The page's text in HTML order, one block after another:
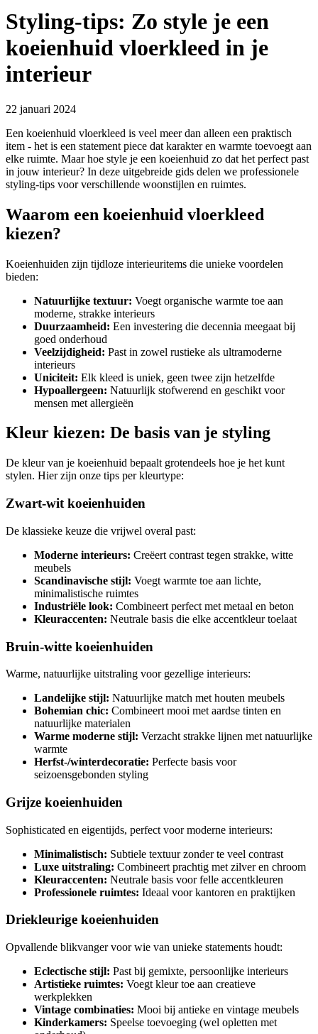
Styling-tips: Zo style je een
koeienhuid vloerkleed in je
interieur
22 januari 2024
Een koeienhuid vloerkleed is veel meer dan alleen een praktisch
item - het is een statement piece dat karakter en warmte toevoegt aan
elke ruimte. Maar hoe style je een koeienhuid zo dat het perfect past
in jouw interieur? In deze uitgebreide gids delen we professionele
styling-tips voor verschillende woonstijlen en ruimtes.
Waarom een koeienhuid vloerkleed
kiezen?
Koeienhuiden zijn tijdloze interieuritems die unieke voordelen
bieden:
Natuurlijke textuur: Voegt organische warmte toe aan
moderne, strakke interieurs
Duurzaamheid: Een investering die decennia meegaat bij
goed onderhoud
Veelzijdigheid: Past in zowel rustieke als ultramoderne
interieurs
Uniciteit: Elk kleed is uniek, geen twee zijn hetzelfde
Hypoallergeen: Natuurlijk stofwerend en geschikt voor
mensen met allergieën
Kleur kiezen: De basis van je styling
De kleur van je koeienhuid bepaalt grotendeels hoe je het kunt
stylen. Hier zijn onze tips per kleurtype:
Zwart-wit koeienhuiden
De klassieke keuze die vrijwel overal past:
Moderne interieurs: Creëert contrast tegen strakke, witte
meubels
Scandinavische stijl: Voegt warmte toe aan lichte,
minimalistische ruimtes
Industriële look: Combineert perfect met metaal en beton
Kleuraccenten: Neutrale basis die elke accentkleur toelaat
Bruin-witte koeienhuiden
Warme, natuurlijke uitstraling voor gezellige interieurs:
Landelijke stijl: Natuurlijke match met houten meubels
Bohemian chic: Combineert mooi met aardse tinten en
natuurlijke materialen
Warme moderne stijl: Verzacht strakke lijnen met natuurlijke
warmte
Herfst-/winterdecoratie: Perfecte basis voor
seizoensgebonden styling
Grijze koeienhuiden
Sophisticated en eigentijds, perfect voor moderne interieurs:
Minimalistisch: Subtiele textuur zonder te veel contrast
Luxe uitstraling: Combineert prachtig met zilver en chroom
Kleuraccenten: Neutrale basis voor felle accentkleuren
Professionele ruimtes: Ideaal voor kantoren en praktijken
Driekleurige koeienhuiden
Opvallende blikvanger voor wie van unieke statements houdt:
Eclectische stijl: Past bij gemixte, persoonlijke interieurs
Artistieke ruimtes: Voegt kleur toe aan creatieve
werkplekken
Vintage combinaties: Mooi bij antieke en vintage meubels
Kinderkamers: Speelse toevoeging (wel opletten met